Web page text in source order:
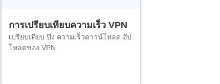
การเปรียบเทียบความเร็ว VPN
เปรียบเทียบ ปิง ความเร็วดาวน์โหลด อัป
โหลดของ VPN